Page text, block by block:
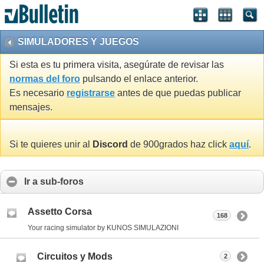
SIMULADORES Y JUEGOS
Si esta es tu primera visita, asegúrate de revisar las
normas del foro pulsando el enlace anterior.
Es necesario registrarse antes de que puedas publicar
mensajes.
Si te quieres unir al Discord de 900grados haz click aquí.
Ir a sub-foros
Assetto Corsa
Your racing simulator by KUNOS SIMULAZIONI
168
Circuitos y Mods 2